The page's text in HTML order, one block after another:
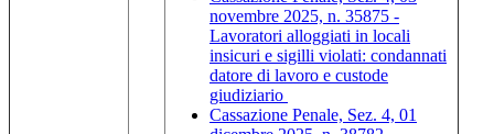
novembre 2025, n. 35875 -
Lavoratori alloggiati in locali
insicuri e sigilli violati: condannati
datore di lavoro e custode
giudiziario
Cassazione Penale, Sez. 4, 01